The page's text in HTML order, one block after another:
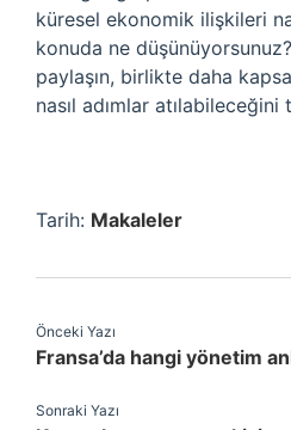
küresel ekonomik ilişkileri
konuda ne
paylaşın, birlikte daha
nasıl adımlar atılabileceğini
Tarih: Makaleler
Önceki Yazı
Fransa’da hangi yönetim
Sonraki Yazı